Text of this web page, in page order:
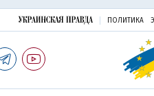
ПОЛИТИКА